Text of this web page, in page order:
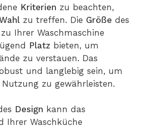
Kriterien zu beachten,
zu treffen. Die Größe des
Ihrer Waschmaschine
Platz bieten, um
zu verstauen. Das
und langlebig sein, um
zu gewährleisten.
Design kann das
Ihrer Waschküche